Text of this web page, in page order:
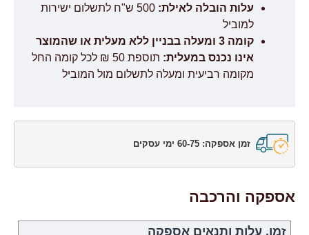
עלות הובלה לאילת:
500 ש"ח לתשלום ישירות
למוביל
קומה 3 ומעלה בבניין ללא מעלית או שהמוצר
אינו נכנס במעלית:
תוספת 50 ₪ לכל קומה החל
מקומה רביעית ומעלה לתשלום מול המוביל
זמן אספקה: 60-75 ימי עסקים
אספקה והרכבה
זמן, עלות ותנאים אספקה